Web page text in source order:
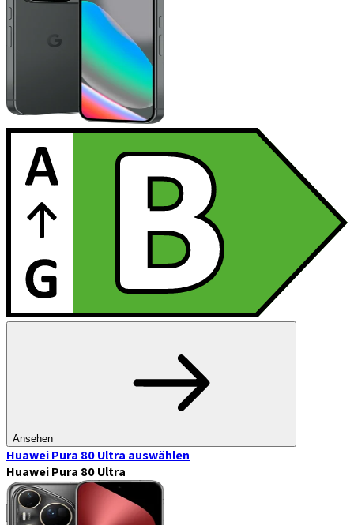
Ansehen
Huawei Pura 80 Ultra auswählen
Huawei Pura 80 Ultra